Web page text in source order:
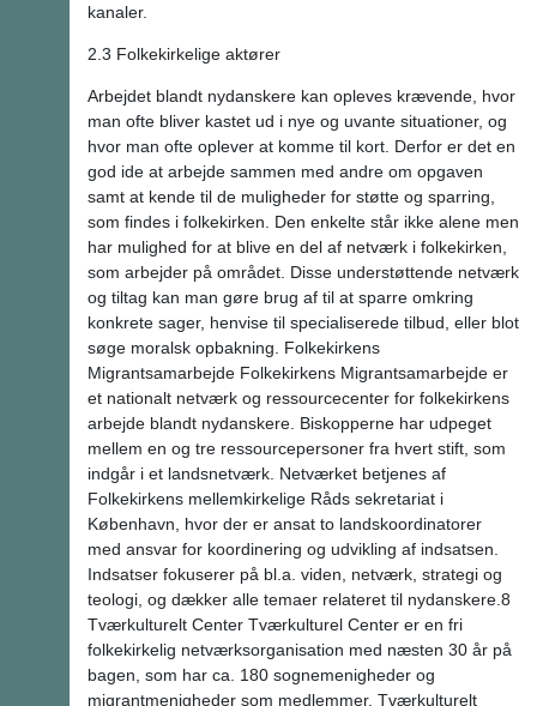
kanaler.
2.3 Folkekirkelige aktører
Arbejdet blandt nydanskere kan opleves krævende, hvor
man ofte bliver kastet ud i nye og uvante situationer, og
hvor man ofte oplever at komme til kort. Derfor er det en
god ide at arbejde sammen med andre om opgaven
samt at kende til de muligheder for støtte og sparring,
som findes i folkekirken. Den enkelte står ikke alene men
har mulighed for at blive en del af netværk i folkekirken,
som arbejder på området. Disse understøttende netværk
og tiltag kan man gøre brug af til at sparre omkring
konkrete sager, henvise til specialiserede tilbud, eller blot
søge moralsk opbakning. Folkekirkens
Migrantsamarbejde Folkekirkens Migrantsamarbejde er
et nationalt netværk og ressourcecenter for folkekirkens
arbejde blandt nydanskere. Biskopperne har udpeget
mellem en og tre ressourcepersoner fra hvert stift, som
indgår i et landsnetværk. Netværket betjenes af
Folkekirkens mellemkirkelige Råds sekretariat i
København, hvor der er ansat to landskoordinatorer
med ansvar for koordinering og udvikling af indsatsen.
Indsatser fokuserer på bl.a. viden, netværk, strategi og
teologi, og dækker alle temaer relateret til nydanskere.8
Tværkulturelt Center Tværkulturel Center er en fri
folkekirkelig netværksorganisation med næsten 30 år på
bagen, som har ca. 180 sognemenigheder og
migrantmenigheder som medlemmer. Tværkulturelt